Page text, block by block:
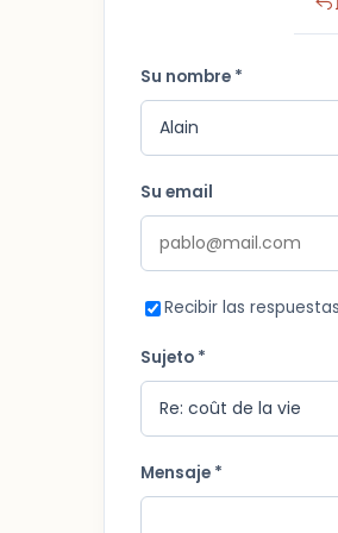
Su nombre *
Su email
Recibir las
Sujeto *
Mensaje *